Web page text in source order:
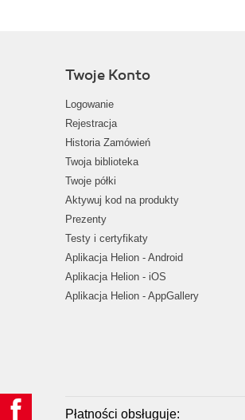
Twoje Konto
Logowanie
Rejestracja
Historia Zamówień
Twoja biblioteka
Twoje półki
Aktywuj kod na produkty
Prezenty
Testy i certyfikaty
Aplikacja Helion - Android
Aplikacja Helion - iOS
Aplikacja Helion - AppGallery
Płatności obsługuje: